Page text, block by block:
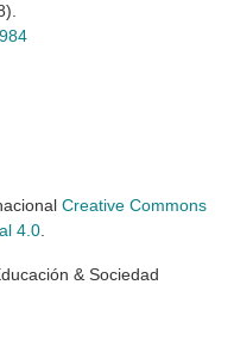
Creative Commons
4.0.
& Sociedad